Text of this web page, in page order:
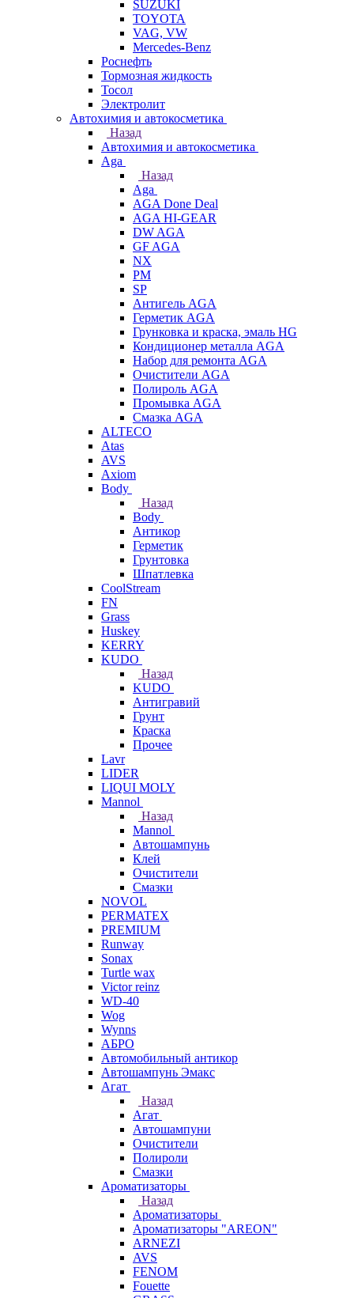
SUZUKI
TOYOTA
VAG, VW
Мercedes-Benz
Роснефть
Тормозная жидкость
Тосол
Электролит
Автохимия и автокосметика
Назад
Автохимия и автокосметика
Aga
Назад
Aga
AGA Done Deal
AGA HI-GEAR
DW AGA
GF AGA
NX
PM
SP
Антигель AGA
Герметик AGA
Грунковка и краска, эмаль HG
Кондиционер металла AGA
Набор для ремонта AGA
Очистители AGA
Полироль AGA
Промывка AGA
Смазка AGA
ALTECO
Atas
AVS
Axiom
Body
Назад
Body
Антикор
Герметик
Грунтовка
Шпатлевка
CoolStream
FN
Grass
Huskey
KERRY
KUDO
Назад
KUDO
Антигравий
Грунт
Краска
Прочее
Lavr
LIDER
LIQUI MOLY
Mannol
Назад
Mannol
Автошампунь
Клей
Очистители
Смазки
NOVOL
PERMATEX
PREMIUM
Runway
Sonax
Turtle wax
Victor reinz
WD-40
Wog
Wynns
АБРО
Автомобильный антикор
Автошампунь Эмакс
Агат
Назад
Агат
Автошампуни
Очистители
Полироли
Смазки
Ароматизаторы
Назад
Ароматизаторы
Ароматизаторы "AREON"
ARNEZI
AVS
FENOM
Fouette